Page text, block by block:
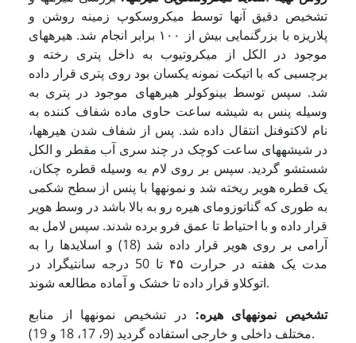
تشخیص دقیق آنها توسط میکروسکوپ زمینه روشن و
پلاریزه با بزرگنمایی بیش از ۱۰۰ برابر انجام شد. هیره­های
موجود در الکل از میکروتیوب به داخل پتری رخته و
برچسبی که با اتیکت نمونه یکسان بود روی پتری قرار داده
شد. سپس توسط بینوکولر هیره­های موجود در پتری به
وسیله پنس به شیشه ساعت حاوی ماده شفاف کننده به
نام لاکتوفنل انتقال داده شد. پس از شفاف شدن هیره­ها،
در شیشه­های ساعت کوچک در چند سری آب مقطر و الکل
شستشو گردید. سپس بر روی لام به وسیله قطره چکان،
یک قطره هویر ریخته شد و نمونه­ها با پنس از سطح شکمی
به طوری که گناتوزومای هیره رو به بالا باشد در وسط هویر
قرار داده و با احتیاط تا عمق فرو برده شدند. سپس لامل به
آرامی بر روی هویر قرار داده شد (18) و اسلایدها را به
مدت یک هفته در حرارت ۴۵ تا 50 درجه سانتی­گراد در
اتوکلاو قرار داده تا خشک و آماده مطالعه شوند.
تشخیص نمونه­های هیره: در تشخیص نمونه­ها از منابع
مختلف داخلی و خارجی استفاده گردید(9، 17، 18 و 19).